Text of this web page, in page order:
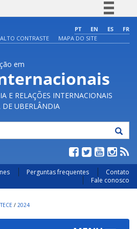
Comunica BR
Acesso à informação
Legislação
PT EN ES
FR
ALTO CONTRASTE MAPA DO SITE
em
E RELAÇÕES INTERNACIONAIS
DE UBERLÂNDIA
Perguntas frequentes
Contato
Fale conosco
/ 2024